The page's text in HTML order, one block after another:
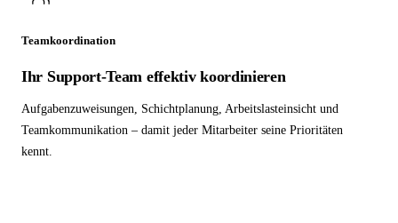
Teamkoordination
Ihr Support-Team effektiv koordinieren
Aufgabenzuweisungen, Schichtplanung, Arbeitslasteinsicht und
Teamkommunikation – damit jeder Mitarbeiter seine Prioritäten
kennt.